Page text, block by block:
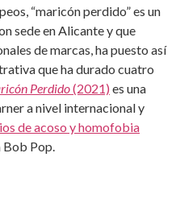
“maricón perdido” es un
sede en Alicante y que
de marcas, ha puesto así
que ha durado cuatro
Perdido(2021) es una
a nivel internacional y
de acoso y homofobia
Pop.